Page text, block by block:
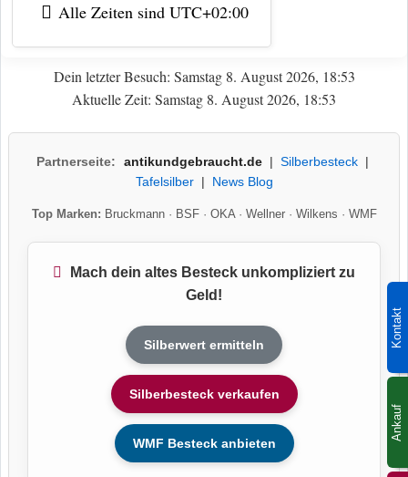
Kontakt
Ankauf
Alle Zeiten sind UTC+02:00
Dein letzter Besuch: Samstag 8. August 2026, 18:53
Aktuelle Zeit: Samstag 8. August 2026, 18:53
Partnerseite: antikundgebraucht.de| Silberbesteck|
Tafelsilber| News Blog
Top Marken: Bruckmann· BSF· OKA· Wellner· Wilkens · WMF
Mach dein altes Besteck unkompliziert zu
Geld!
Silberwert ermitteln
Silberbesteck verkaufen
WMF Besteck anbieten